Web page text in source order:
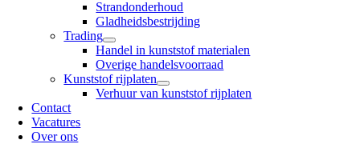
Strandonderhoud
Gladheidsbestrijding
Trading
Handel in kunststof materialen
Overige handelsvoorraad
Kunststof rijplaten
Verhuur van kunststof rijplaten
Contact
Vacatures
Over ons